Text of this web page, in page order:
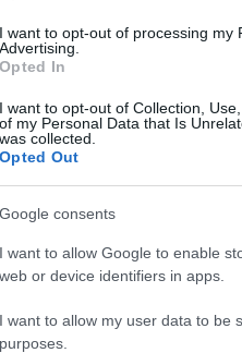
I want to opt-out of processing my
Advertising.
Opted In
I want to opt-out of Collection,
of my Personal Data that Is
was collected.
Opted Out
Google consents
I want to allow Google to enable
web or device identifiers in apps.
I want to allow my user data to be
purposes.